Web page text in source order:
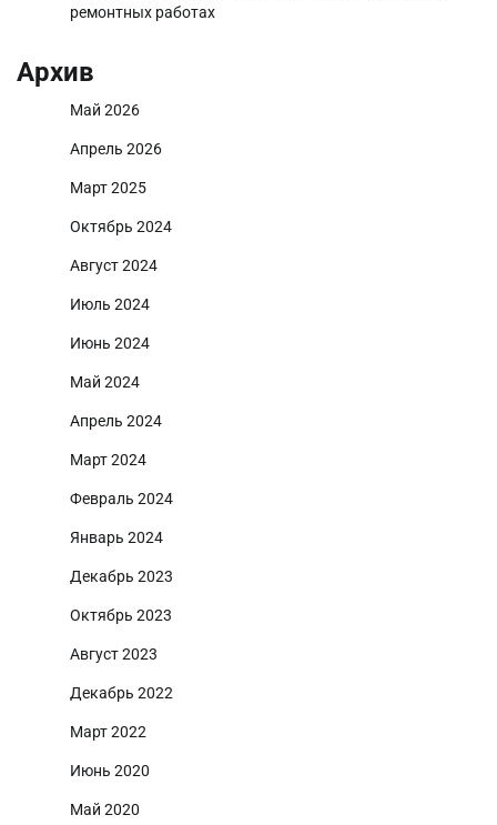
ремонтных работах
Архив
Май 2026
Апрель 2026
Март 2025
Октябрь 2024
Август 2024
Июль 2024
Июнь 2024
Май 2024
Апрель 2024
Март 2024
Февраль 2024
Январь 2024
Декабрь 2023
Октябрь 2023
Август 2023
Декабрь 2022
Март 2022
Июнь 2020
Май 2020